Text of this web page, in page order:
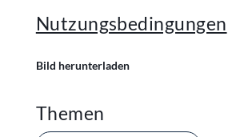
Nutzungsbedingungen
Bild herunterladen
Themen